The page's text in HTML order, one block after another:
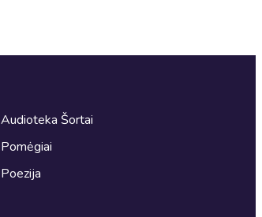
Audioteka Šortai
Pomėgiai
Poezija